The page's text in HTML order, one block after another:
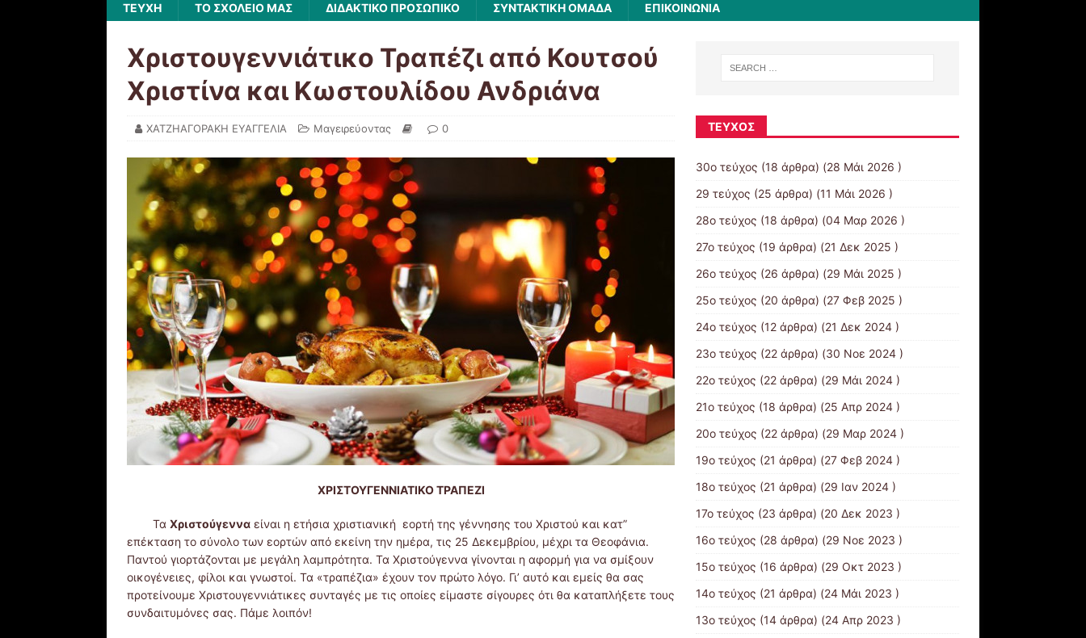
ΤΕΥΧΗ ΤΟ ΣΧΟΛΕΙΟ ΜΑΣ ΔΙΔΑΚΤΙΚΟ ΠΡΟΣΩΠΙΚΟ ΣΥΝΤΑΚΤΙΚΗ ΟΜΑΔΑ ΕΠΙΚΟΙΝΩΝΙΑ
Χριστουγεννιάτικο Τραπέζι από Κουτσού
Χριστίνα και Κωστουλίδου Ανδριάνα
ΧΑΤΖΗΑΓΟΡΑΚΗ ΕΥΑΓΓΕΛΙΑ Μαγειρεύοντας 0
ΧΡΙΣΤΟΥΓΕΝΝΙΑΤΙΚΟ ΤΡΑΠΕΖΙ
Τα Χριστούγεννα είναι η ετήσια χριστιανική εορτή της γέννησης του Χριστού και κατ”
επέκταση το σύνολο των εορτών από εκείνη την ημέρα, τις 25 Δεκεμβρίου, μέχρι τα Θεοφάνια.
Παντού γιορτάζονται με μεγάλη λαμπρότητα. Τα Χριστούγεννα γίνονται η αφορμή για να σμίξουν
οικογένειες, φίλοι και γνωστοί. Τα «τραπέζια» έχουν τον πρώτο λόγο. Γι’ αυτό και εμείς θα σας
προτείνουμε Χριστουγεννιάτικες συνταγές με τις οποίες είμαστε σίγουρες ότι θα καταπλήξετε τους
συνδαιτυμόνες σας. Πάμε λοιπόν!
ΤΕΎΧΟΣ
30ο τεύχος (18 άρθρα) (28 Μάι 2026 )
29 τεύχος (25 άρθρα) (11 Μάι 2026 )
28ο τεύχος (18 άρθρα) (04 Μαρ 2026 )
27ο τεύχος (19 άρθρα) (21 Δεκ 2025 )
26ο τεύχος (26 άρθρα) (29 Μάι 2025 )
25ο τεύχος (20 άρθρα) (27 Φεβ 2025 )
24ο τεύχος (12 άρθρα) (21 Δεκ 2024 )
23ο τεύχος (22 άρθρα) (30 Νοε 2024 )
22ο τεύχος (22 άρθρα) (29 Μάι 2024 )
21o τεύχος (18 άρθρα) (25 Απρ 2024 )
20ο τεύχος (22 άρθρα) (29 Μαρ 2024 )
19ο τεύχος (21 άρθρα) (27 Φεβ 2024 )
18ο τεύχος (21 άρθρα) (29 Ιαν 2024 )
17o τεύχος (23 άρθρα) (20 Δεκ 2023 )
16ο τεύχος (28 άρθρα) (29 Νοε 2023 )
15ο τεύχος (16 άρθρα) (29 Οκτ 2023 )
14ο τεύχος (21 άρθρα) (24 Μάι 2023 )
13ο τεύχος (14 άρθρα) (24 Απρ 2023 )